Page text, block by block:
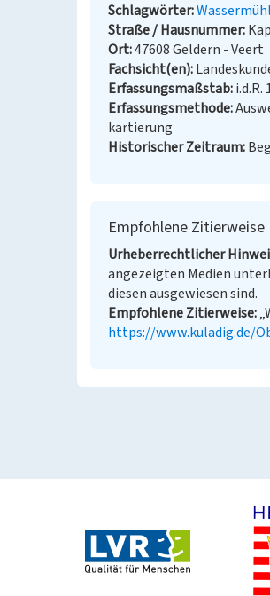
Schlagwörter
Straße / Hausnummer
Ort 47608 Geldern - Veert
Fachsicht(en)
Erfassungsmaßstab i.d.R.
Erfassungsmethode
kartierung
Historischer Zeitraum
Empfohlene Zitierweise
Urheberrechtlicher
angezeigten Medien
diesen ausgewiesen sind.
Empfohlene Zitierweise
https://www.kuladig.de/